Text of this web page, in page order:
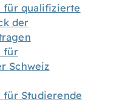
für qualifizierte
der
für
Schweiz
für Studierende